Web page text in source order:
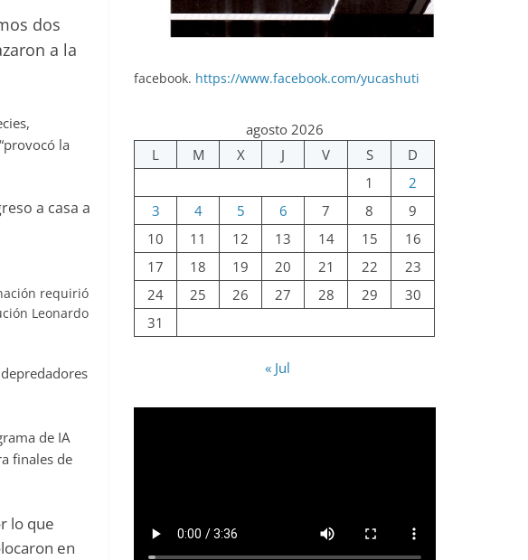
dos
a la
la
a casa a
requirió
Leonardo
de IA
finales de
lo que
en
facebook. https://www.facebook.com/yucashuti
agosto 2026
L
M X J V S
D
1
2
3
4 5 6 7 8
9
10
11 12 13 14 15
16
17
18 19 20 21 22
23
24
25 26 27 28 29
30
31
« Jul